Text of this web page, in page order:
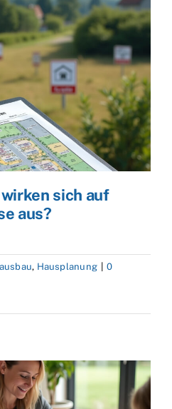
sich auf
aus?
, Hausplanung
0